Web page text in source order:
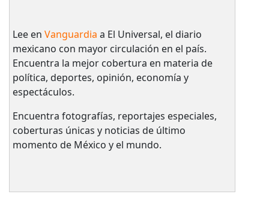
Lee en Vanguardia a El Universal, el diario
mexicano con mayor circulación en el país.​
Encuentra la mejor cobertura en materia de
política, deportes, opinión, economía y
espectáculos.
Encuentra fotografías, reportajes especiales,
coberturas únicas y noticias de último
momento de México y el mundo.